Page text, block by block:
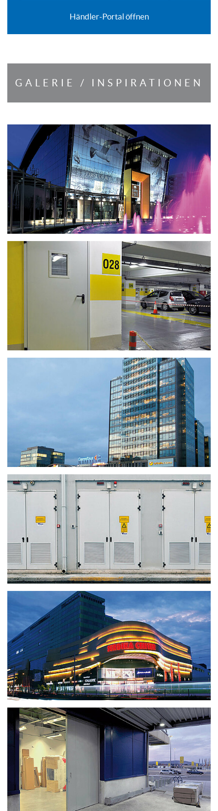
Händler-Portal öffnen
GALERIE / INSPIRATIONEN